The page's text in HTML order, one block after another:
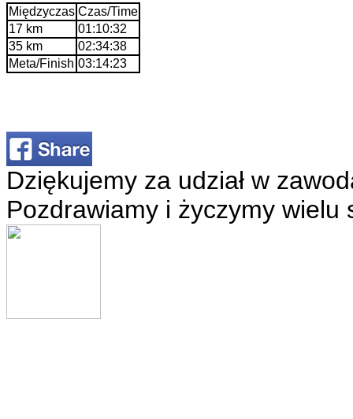
Międzyczas Czas/Time
17 km
01:10:32
35 km
02:34:38
Meta/Finish 03:14:23
Dziękujemy za udział w
Pozdrawiamy i życzymy wielu